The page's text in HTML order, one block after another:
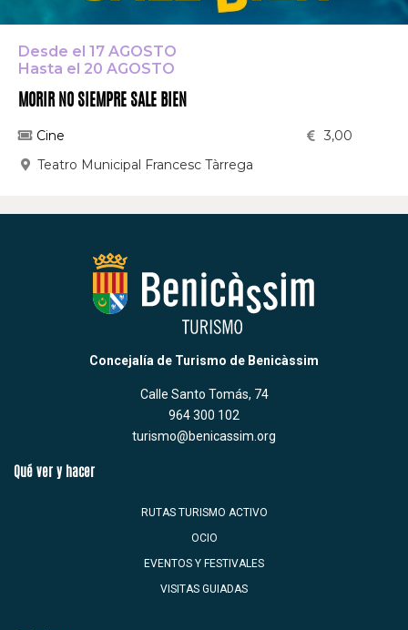
Desde el 17 AGOSTO
Hasta el 20 AGOSTO
MORIR NO SIEMPRE SALE BIEN
Cine
3,00
Teatro Municipal Francesc Tàrrega
Concejalía de Turismo de Benicàssim
Calle Santo Tomás, 74
964 300 102
turismo@benicassim.org
Qué ver y hacer
RUTAS TURISMO ACTIVO
OCIO
EVENTOS Y FESTIVALES
VISITAS GUIADAS